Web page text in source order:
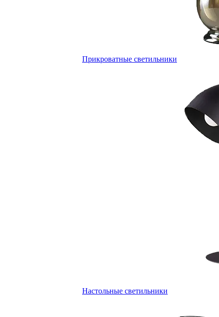
Прикроватные светильники
Настольные светильники